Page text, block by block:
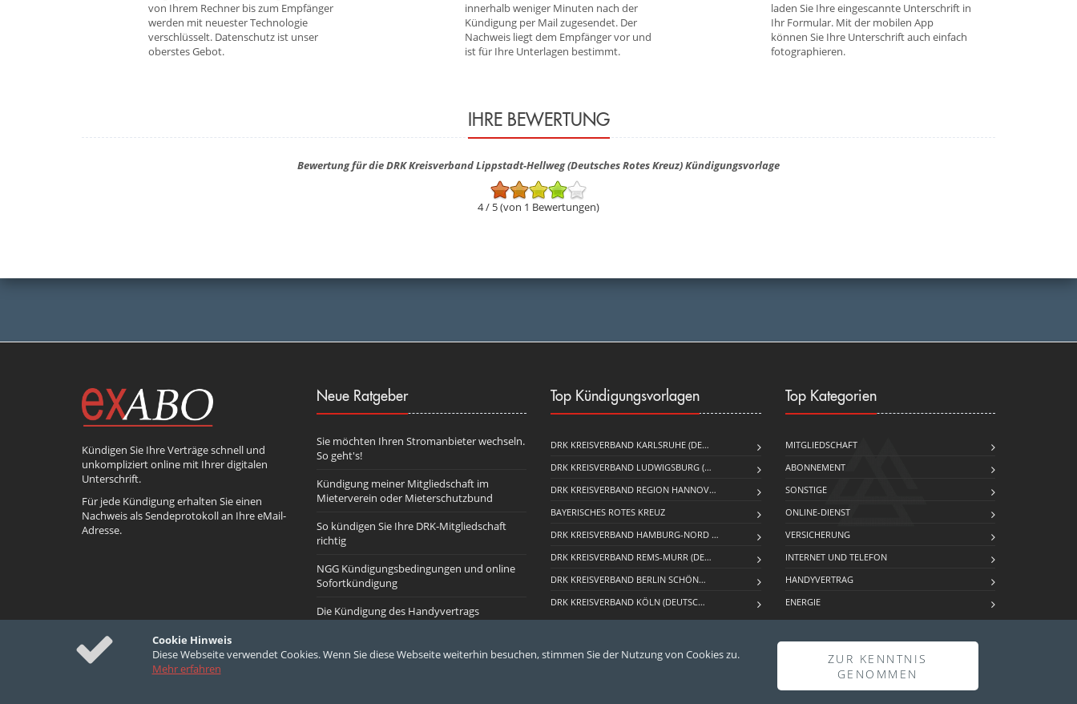
von Ihrem Rechner bis zum Empfänger
werden mit neuester Technologie
verschlüsselt. Datenschutz ist unser
oberstes Gebot.
innerhalb weniger Minuten nach der
Kündigung per Mail zugesendet. Der
Nachweis liegt dem Empfänger vor und
ist für Ihre Unterlagen bestimmt.
laden Sie Ihre eingescannte Unterschrift in
Ihr Formular. Mit der mobilen App
können Sie Ihre Unterschrift auch einfach
fotographieren.
IHRE BEWERTUNG
Bewertung für die DRK Kreisverband Lippstadt-Hellweg (Deutsches Rotes Kreuz) Kündigungsvorlage
4 / 5 (von 1 Bewertungen)
Kündigen Sie Ihre Verträge schnell und
unkompliziert online mit Ihrer digitalen
Unterschrift.
Für jede Kündigung erhalten Sie einen
Nachweis als Sendeprotokoll an Ihre eMail-
Adresse.
Neue Ratgeber
Sie möchten Ihren Stromanbieter wechseln.
So geht's!
Kündigung meiner Mitgliedschaft im
Mieterverein oder Mieterschutzbund
So kündigen Sie Ihre DRK-Mitgliedschaft
richtig
NGG Kündigungsbedingungen und online
Sofortkündigung
Die Kündigung des Handyvertrags
Top Kündigungsvorlagen
DRK KREISVERBAND KARLSRUHE (DE…
DRK KREISVERBAND LUDWIGSBURG (…
DRK KREISVERBAND REGION HANNOV…
BAYERISCHES ROTES KREUZ
DRK KREISVERBAND HAMBURG-NORD …
DRK KREISVERBAND REMS-MURR (DE…
DRK KREISVERBAND BERLIN SCHÖN…
DRK KREISVERBAND KÖLN (DEUTSC…
Top Kategorien
MITGLIEDSCHAFT
ABONNEMENT
SONSTIGE
ONLINE-DIENST
VERSICHERUNG
INTERNET UND TELEFON
HANDYVERTRAG
ENERGIE
Cookie Hinweis
Diese Webseite verwendet Cookies. Wenn Sie diese Webseite weiterhin besuchen, stimmen Sie der Nutzung von Cookies zu.
Mehr erfahren
ZUR KENNTNIS
GENOMMEN